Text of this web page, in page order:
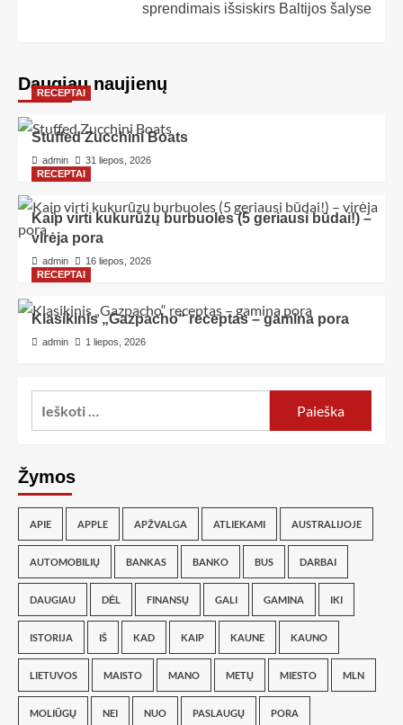
sprendimais išsiskirs Baltijos šalyse
Daugiau naujienų
RECEPTAI
Stuffed Zucchini Boats
admin
31 liepos, 2026
RECEPTAI
Kaip virti kukurūzų burbuoles (5 geriausi būdai!) –
virėja pora
admin
16 liepos, 2026
RECEPTAI
Klasikinis „Gazpacho“ receptas – gamina pora
admin 1 liepos, 2026
Žymos
APIE APPLE APŽVALGA ATLIEKAMI AUSTRALIJOJE
AUTOMOBILIŲ BANKAS BANKO BUS DARBAI
DAUGIAU DĖL FINANSŲ GALI GAMINA IKI
ISTORIJA IŠ KAD KAIP KAUNE KAUNO
LIETUVOS MAISTO MANO METŲ MIESTO MLN
MOLIŪGŲ NEI NUO PASLAUGŲ PORA